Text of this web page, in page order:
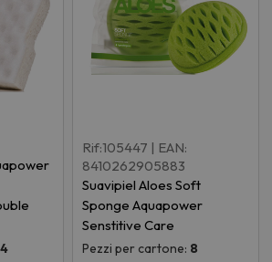
Rif:105447 | EAN:
8410262905883
Suavipiel Aloes Soft
Sponge Aquapower
Senstitive Care
Pezzi per cartone: 8